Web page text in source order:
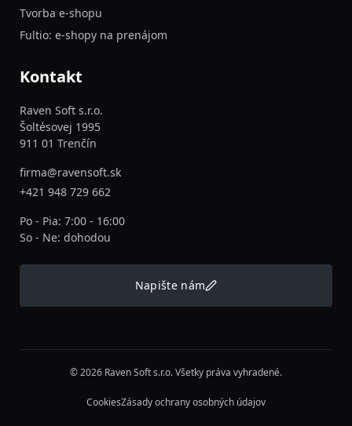
Tvorba e-shopu
Fultio: e-shopy na prenájom
Kontakt
Raven Soft s.r.o.
Šoltésovej 1995
911 01 Trenčín
firma@ravensoft.sk
+421 948 729 662
Po - Pia: 7:00 - 16:00
So - Ne: dohodou
Napište nám
© 2026 Raven Soft s.r.o. Všetky práva vyhradené.
CookiesZásady ochrany osobných údajov